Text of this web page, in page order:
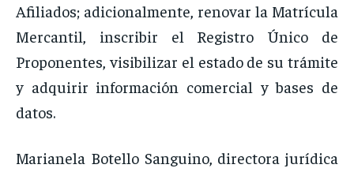
Afiliados; adicionalmente, renovar la Matrícula
Mercantil, inscribir el Registro Único de
Proponentes, visibilizar el estado de su trámite
y adquirir información comercial y bases de
datos.
Marianela Botello Sanguino, directora jurídica